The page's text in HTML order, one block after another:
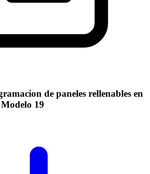
de paneles rellenables en
19